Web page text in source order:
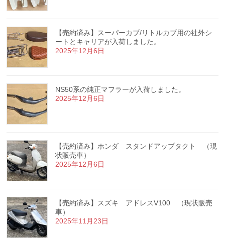
【売約済み】スーパーカブ/リトルカブ用の社外シ
ートとキャリアが入荷しました。
2025年12月6日
NS50系の純正マフラーが入荷しました。
2025年12月6日
【売約済み】ホンダ スタンドアップタクト （現
状販売車）
2025年12月6日
【売約済み】スズキ アドレスV100 （現状販売
車）
2025年11月23日